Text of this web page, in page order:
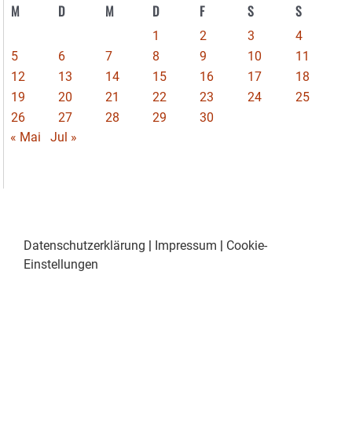
M D M D F S S
1 2 3
4
5
6 7 8 9 10
11
12
13 14 15 16 17
18
19
20 21 22 23 24
25
26
27 28 29
30
« Mai
Jul »
Datenschutzerklärung | Impressum | Cookie-
Einstellungen